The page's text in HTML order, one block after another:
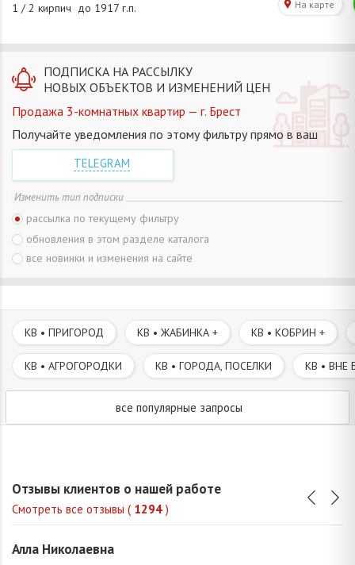
ПОДПИСКА НА РАССЫЛКУ
НОВЫХ ОБЪЕКТОВ И ИЗМЕНЕНИЙ ЦЕН
Продажа 3-комнатных квартир — г. Брест
Получайте уведомления по этому фильтру прямо в ваш
TELEGRAM
Изменить тип подписки
рассылка по текущему фильтру
обновления в этом разделе каталога
все новинки и изменения на сайте
КВ • ПРИГОРОД КВ • ЖАБИНКА + КВ • КОБРИН +
КВ • АГРОГОРОДКИ КВ • ГОРОДА, ПОСЕЛКИ КВ • ВНЕ
все популярные запросы
Отзывы клиентов о нашей работе
Смотреть все отзывы ( 1294 )
Алла Николаевна